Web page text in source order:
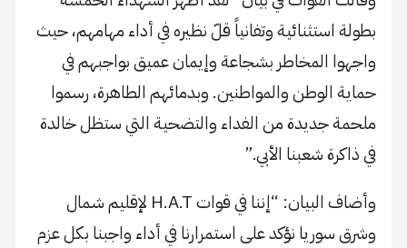
بطولة استثنائية وتفانياً قلّ نظيره في أداء مهامهم، حيث
واجهوا المخاطر بشجاعة وإيمان عميق بواجبهم في
حماية الوطن والمواطنين. وبدمائهم الطاهرة، رسموا
ملحمة جديدة من الفداء والتضحية التي ستظل خالدة
في ذاكرة شعبنا الأبي.”
وأضاف البيان: “إننا في قوات H.A.T لإقليم شمال
وشرق سوريا نؤكد على استمرارنا في أداء واجبنا بكل عزم